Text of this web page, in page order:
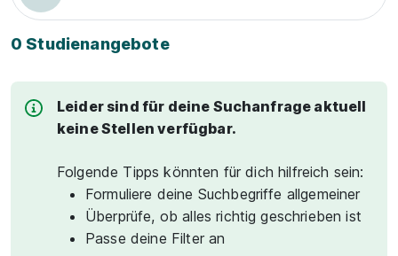
0 Studienangebote
Leider sind für deine Suchanfrage aktuell
keine Stellen verfügbar.
Folgende Tipps könnten für dich hilfreich sein:
Formuliere deine Suchbegriffe allgemeiner
Überprüfe, ob alles richtig geschrieben ist
Passe deine Filter an